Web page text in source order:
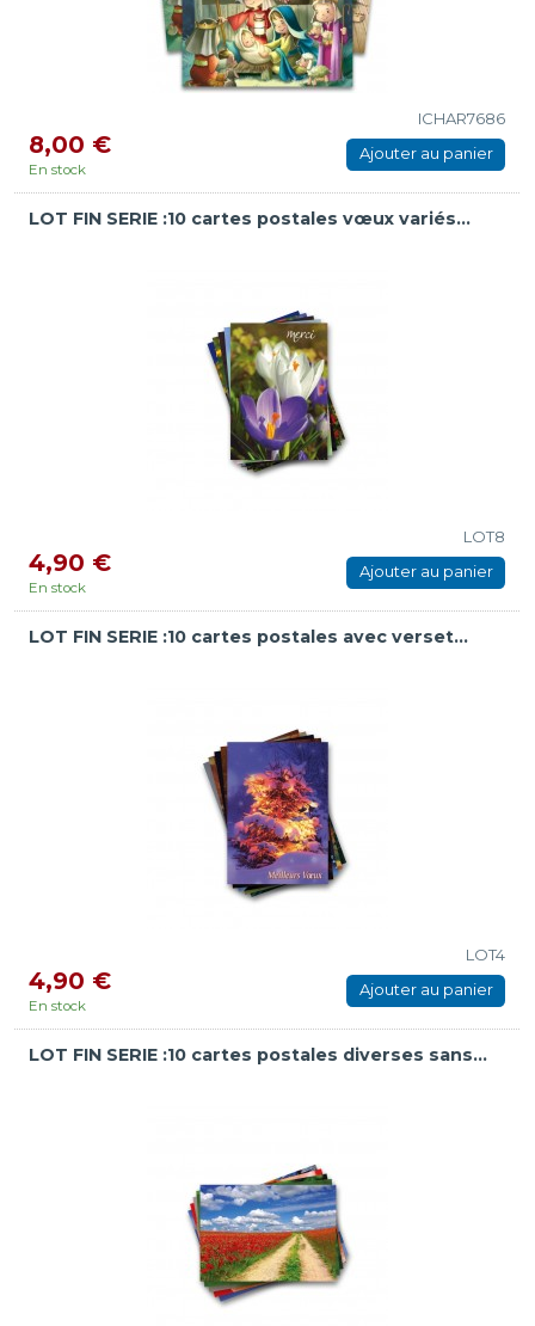
ICHAR7686
8,00 €
En stock
Ajouter au panier
LOT FIN SERIE :10 cartes postales vœux variés...
LOT8
4,90 €
En stock
Ajouter au panier
LOT FIN SERIE :10 cartes postales avec verset...
LOT4
4,90 €
En stock
Ajouter au panier
LOT FIN SERIE :10 cartes postales diverses sans...